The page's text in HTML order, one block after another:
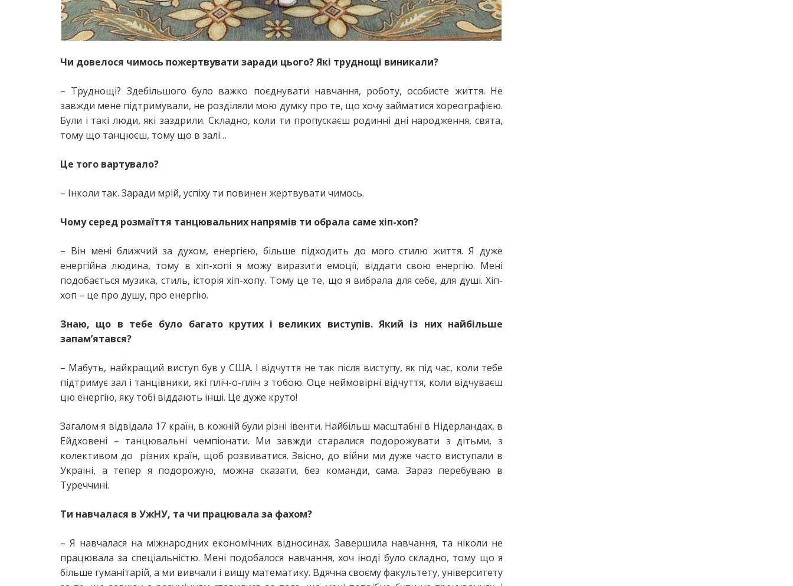
Чи довелося чимось пожертвувати заради цього? Які труднощі виникали?
– Труднощі? Здебільшого було важко поєднувати навчання, роботу, особисте життя. Не
завжди мене підтримували, не розділяли мою думку про те, що хочу займатися хореографією.
Були і такі люди, які заздрили. Складно, коли ти пропускаєш родинні дні народження, свята,
тому що танцюєш, тому що в залі…
Це того вартувало?
– Інколи так. Заради мрій, успіху ти повинен жертвувати чимось.
Чому серед розмаїття танцювальних напрямів ти обрала саме хіп-хоп?
– Він мені ближчий за духом, енергією, більше підходить до мого стилю життя. Я дуже
енергійна людина, тому в хіп-хопі я можу виразити емоції, віддати свою енергію. Мені
подобається музика, стиль, історія хіп-хопу. Тому це те, що я вибрала для себе, для душі. Хіп-
хоп – це про душу, про енергію.
Знаю, що в тебе було багато крутих і великих виступів. Який із них найбільше
запам’ятався?
– Мабуть, найкращий виступ був у США. І відчуття не так після виступу, як під час, коли тебе
підтримує зал і танцівники, які пліч-о-пліч з тобою. Оце неймовірні відчуття, коли відчуваєш
цю енергію, яку тобі віддають інші. Це дуже круто!
Загалом я відвідала 17 країн, в кожній були різні івенти. Найбільш масштабні в Нідерландах, в
Ейдховені – танцювальні чемпіонати. Ми завжди старалися подорожувати з дітьми, з
колективом до різних країн, щоб розвиватися. Звісно, до війни ми дуже часто виступали в
Україні, а тепер я подорожую, можна сказати, без команди, сама. Зараз перебуваю в
Туреччині.
Ти навчалася в УжНУ, та чи працювала за фахом?
– Я навчалася на міжнародних економічних відносинах. Завершила навчання, та ніколи не
працювала за спеціальністю. Мені подобалося навчання, хоч іноді було складно, тому що я
більше гуманітарій, а ми вивчали і вищу математику. Вдячна своєму факультету, університету